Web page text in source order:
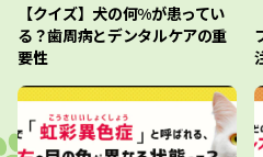
【クイズ】犬の何%が患ってい
る？歯周病とデンタルケアの重
要性